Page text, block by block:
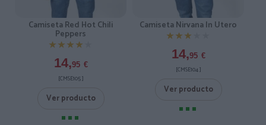
Camiseta Red Hot Chili
Peppers
★★★★★
★★★★★
14,95 €
[CMSE105 ]
Ver producto
Camiseta Nirvana In Utero
★★★★★
★★★★★
14,95 €
[CMSE104 ]
Ver producto